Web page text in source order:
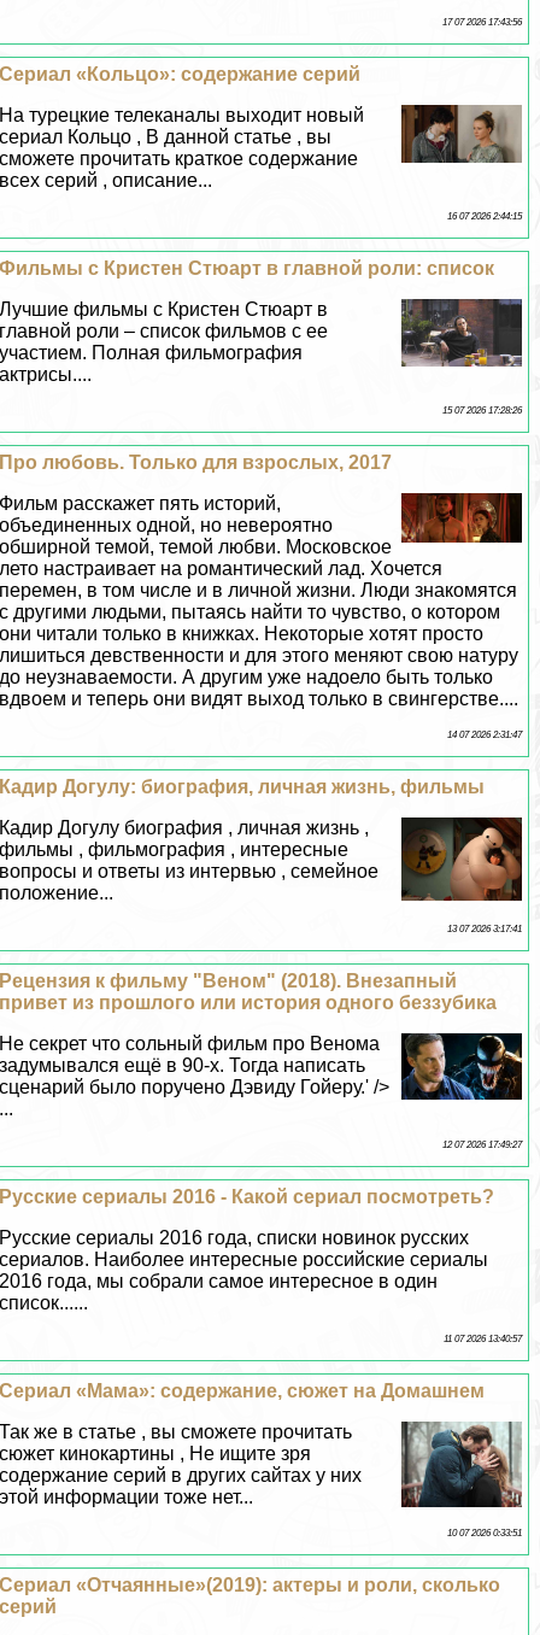
17 07 2026 17:43:56
Сериал «Кольцо»: содержание серий
На турецкие телеканалы выходит новый
сериал Кольцо , В данной статье , вы
сможете прочитать краткое содержание
всех серий , описание...
16 07 2026 2:44:15
Фильмы с Кристен Стюарт в главной роли: список
Лучшие фильмы с Кристен Стюарт в
главной роли – список фильмов с ее
участием. Полная фильмография
актрисы....
15 07 2026 17:28:26
Про любовь. Только для взрослых, 2017
Фильм расскажет пять историй,
объединенных одной, но невероятно
обширной темой, темой любви. Московское
лето настраивает на романтический лад. Хочется
перемен, в том числе и в личной жизни. Люди знакомятся
с другими людьми, пытаясь найти то чувство, о котором
они читали только в книжках. Некоторые хотят просто
лишиться дeвcтвeнности и для этого меняют свою натуру
до неузнаваемости. А другим уже надоело быть только
вдвоем и теперь они видят выход только в cвингepстве....
14 07 2026 2:31:47
Кадир Догулу: биография, личная жизнь, фильмы
Кадир Догулу биография , личная жизнь ,
фильмы , фильмография , интересные
вопросы и ответы из интервью , семейное
положение...
13 07 2026 3:17:41
Рецензия к фильму "Веном" (2018). Внезапный
привет из прошлого или история одного беззубика
Не секрет что сольный фильм про Венома
задумывался ещё в 90-х. Тогда написать
сценарий было поручено Дэвиду Гойеру.' />
...
12 07 2026 17:49:27
Русские сериалы 2016 - Какой сериал посмотреть?
Русские сериалы 2016 года, списки новинок русских
сериалов. Наиболее интересные российские сериалы
2016 года, мы собрали самое интересное в один
список......
11 07 2026 13:40:57
Сериал «Мама»: содержание, сюжет на Домашнем
Так же в статье , вы сможете прочитать
сюжет кинокартины , Не ищите зря
содержание серий в других сайтах у них
этой информации тоже нет...
10 07 2026 0:33:51
Сериал «Отчаянные»(2019): актеры и роли, сколько
серий